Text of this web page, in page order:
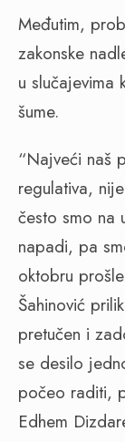
Međutim,
zakonske
u
šume.
“Najveći naš
regulativa,
često smo na
napadi, pa
oktobru
Šahinović
pretučen i
se desilo
počeo raditi,
Edhem